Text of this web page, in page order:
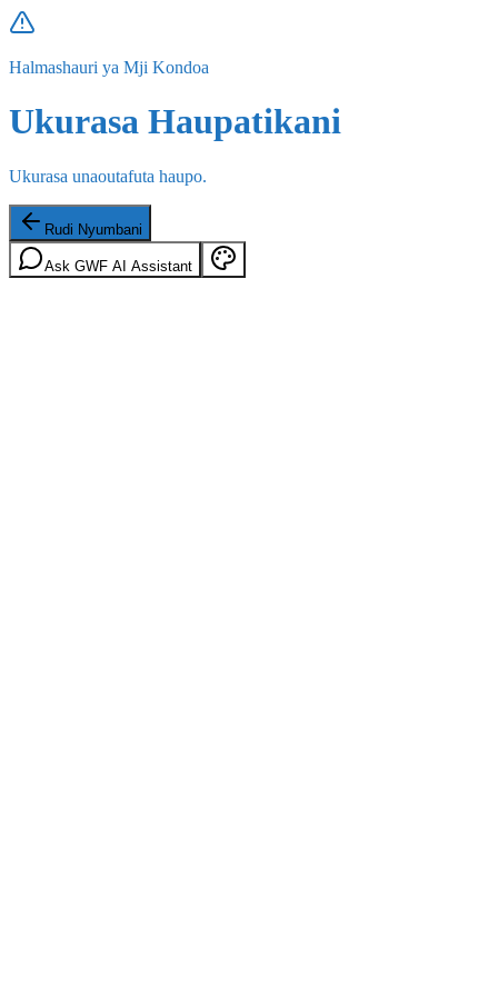
Halmashauri ya Mji Kondoa
Ukurasa Haupatikani
Ukurasa unaoutafuta haupo.
Rudi Nyumbani
Ask GWF AI Assistant